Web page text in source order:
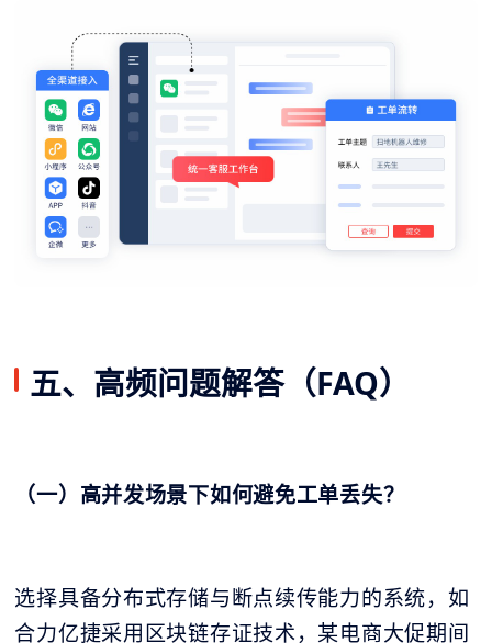
五、高频问题解答（FAQ）
（一）高并发场景下如何避免工单丢失？
选择具备分布式存储与断点续传能力的系统，如
合力亿捷采用区块链存证技术，某电商大促期间